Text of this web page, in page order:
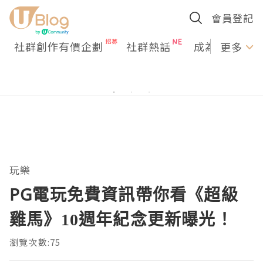
會員登記
社群創作有價企劃 社群熱話 成為U更多
玩樂
PG電玩免費資訊帶你看《超級
雞馬》10週年紀念更新曝光！
瀏覽次數:75